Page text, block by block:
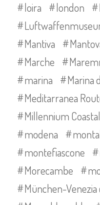
loira
london
Mantiva
Marche
marina
Marina
Meditarranea
Millennium
modena
montefiascone
Morecambe
München-